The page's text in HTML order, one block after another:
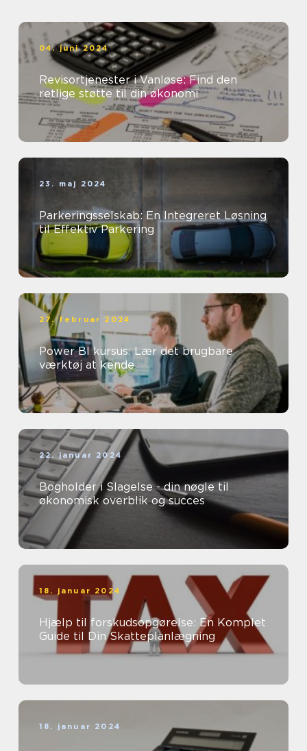
04. juni 2024
Revisortjenester i Vanløse: Find den
retlige støtte til din økonomi
23. maj 2024
Parkeringsselskab: En Integreret Løsning
til Effektiv Parkering
27. februar 2024
Power BI kursus: Lær det brugbare
værktøj at kende
22. januar 2024
Bogholder i Slagelse - din nøgle til
økonomisk overblik og succes
18. januar 2024
Hjælp til forskudsopgørelse: En Komplet
Guide til Din Skatteplanlægning
18. januar 2024